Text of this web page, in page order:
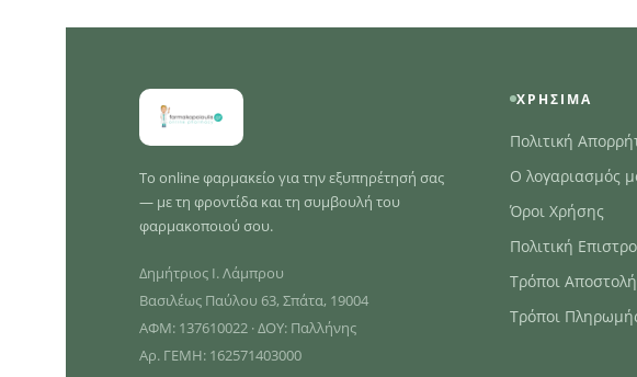
Το online φαρμακείο για την εξυπηρέτησή σας
— με τη φροντίδα και τη συμβουλή του
φαρμακοποιού σου.
Δημήτριος Ι. Λάμπρου
Βασιλέως Παύλου 63, Σπάτα, 19004
ΑΦΜ: 137610022 · ΔΟΥ: Παλλήνης
Αρ. ΓΕΜΗ: 162571403000
ΧΡΉΣΙΜΑ
Πολιτική
Ο λογαριασμός
Όροι Χρήσης
Πολιτική
Τρόποι
Τρόποι